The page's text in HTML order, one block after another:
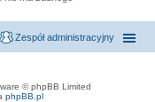
Zespół administracyjny
© phpBB Limited
phpBB.pl